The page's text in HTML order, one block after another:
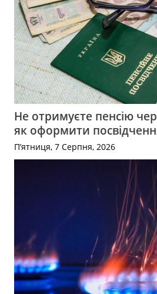
Не отримуєте пенсію
як оформити
П’ятниця, 7 Серпня, 2026